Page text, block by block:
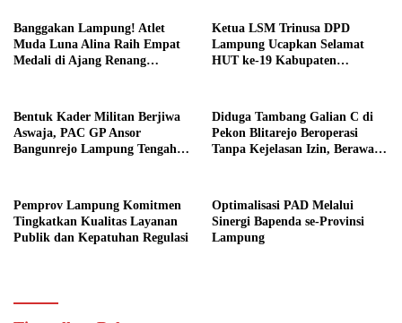
Banggakan Lampung! Atlet
Muda Luna Alina Raih Empat
Medali di Ajang Renang
Ketua LSM Trinusa DPD
Lampung Ucapkan Selamat
HUT ke-19 Kabupaten
Bentuk Kader Militan Berjiwa
Aswaja, PAC GP Ansor
Bangunrejo Lampung Tengah
Diduga Tambang Galian C di
Pekon Blitarejo Beroperasi
Tanpa Kejelasan Izin, Berawal
Polda Lampung
Pemprov Lampung Komitmen
Tingkatkan Kualitas Layanan
Publik dan Kepatuhan Regulasi
Optimalisasi PAD Melalui
Sinergi Bapenda se-Provinsi
Lampung